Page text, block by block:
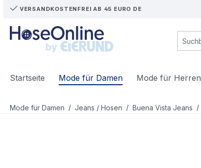
Hauptinhalt springen
Zur Suche springen
Zur Hauptnavigation springen
VERSANDKOSTENFREI AB 45 EURO DE
Startseite Mode für Damen Mode für Herren
Mode für Damen / Jeans / Hosen / Buena Vista Jeans /